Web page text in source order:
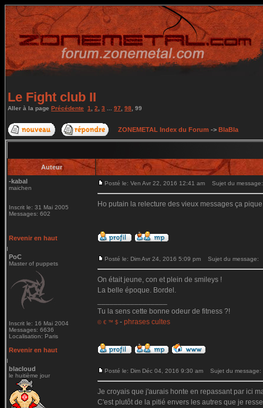
Le Fight club II
Aller à la page Précédente 1 2 3 97 98 99
ZONEMETAL Index du Forum -> BlaBla
Auteur
-kabal
maichen
Inscrit le: 31 Mai 2005
Messages: 602
Posté le: Ven Avr 22, 2016 12:41 am Sujet du message:
Ho putain la relecture des vieux messages ça
Revenir en haut
PoC
Master of puppets
Inscrit le: 16 Mai 2004
Messages: 6636
Localisation: Paris
Posté le: Dim Avr 24, 2016 5:09 pm Sujet du message:
On était jeune, con et plein de smileys !
La belle époque. Bordel.
Tu la sens cette bonne odeur de fitness ?!
© € ™ $ - phrases cultes
Revenir en haut
blacloud
le huitième jour
Posté le: Dim Déc 04, 2016 9:30 am Sujet du message:
Je croyais que j'aurais honte en repassant par ici
C'est plutôt de la pitié envers les autres que je